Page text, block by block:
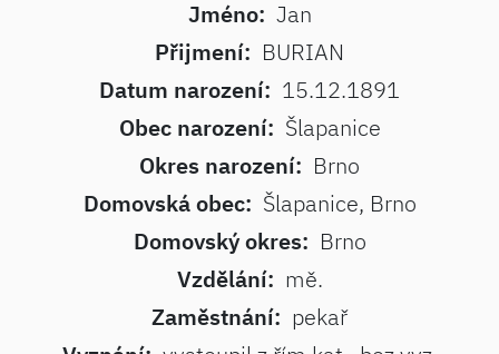
Jméno: Jan
Přijmení: BURIAN
Datum narození: 15.12.1891
Obec narození: Šlapanice
Okres narození: Brno
Domovská obec: Šlapanice, Brno
Domovský okres: Brno
Vzdělání: mě.
Zaměstnání: pekař